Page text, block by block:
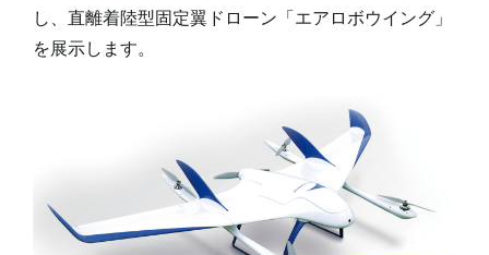
し、直離着陸型固定翼ドローン「エアロボウイング」
を展示します。